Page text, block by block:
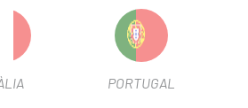
cas de cop, reduint el dany rebut.
les ulleres al casc de forma segura.
PORTUGAL